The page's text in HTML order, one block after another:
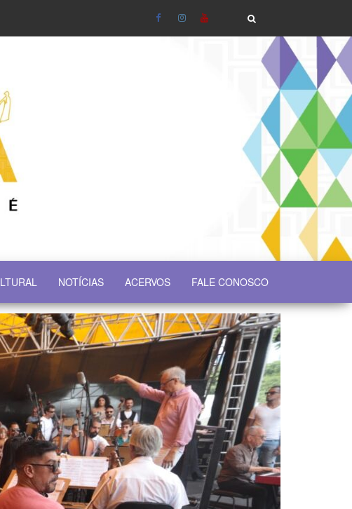
NOTÍCIAS ACERVOS FALE CONOSCO